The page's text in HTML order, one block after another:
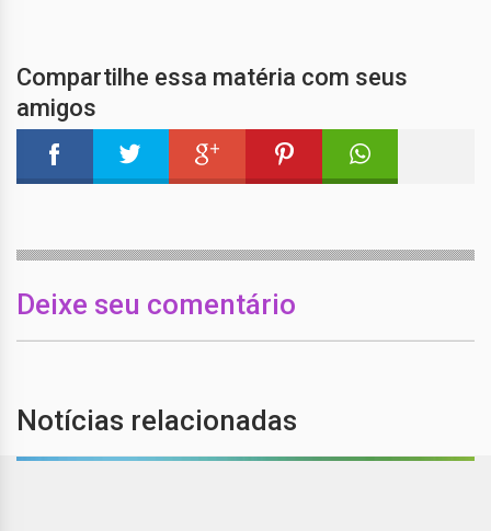
Compartilhe essa matéria com seus
amigos
Deixe seu comentário
Notícias relacionadas